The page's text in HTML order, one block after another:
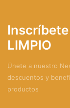
Inscríbete
LIMPIO
Únete a nuestro
descuentos y
productos